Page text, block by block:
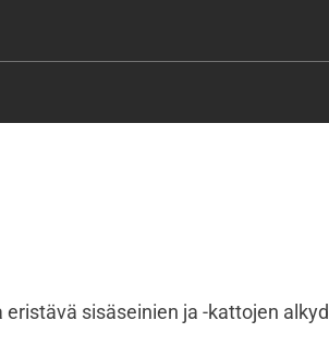
sisäseinien ja -kattojen